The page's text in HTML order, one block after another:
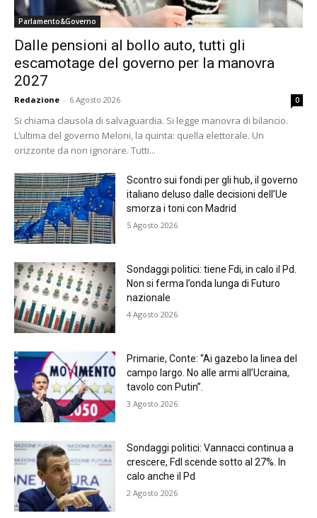
Parlamento&Governo
Dalle pensioni al bollo auto, tutti gli
escamotage del governo per la manovra
2027
Redazione - 6 Agosto 2026 0
Si chiama clausola di salvaguardia. Si legge manovra di bilancio.
L’ultima del governo Meloni, la quinta: quella elettorale. Un
orizzonte da non ignorare. Tutti...
Scontro sui fondi per gli hub, il governo
italiano deluso dalle decisioni dell’Ue
smorza i toni con Madrid
5 Agosto 2026
Sondaggi politici: tiene Fdi, in calo il Pd.
Non si ferma l’onda lunga di Futuro
nazionale
4 Agosto 2026
Primarie, Conte: “Ai gazebo la linea del
campo largo. No alle armi all’Ucraina,
tavolo con Putin”.
3 Agosto 2026
Sondaggi politici: Vannacci continua a
crescere, FdI scende sotto al 27%. In
calo anche il Pd
2 Agosto 2026